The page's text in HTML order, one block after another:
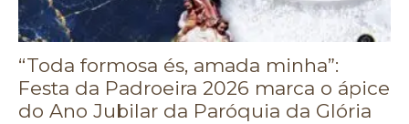
“Toda formosa és, amada minha”:
Festa da Padroeira 2026 marca o ápice
do Ano Jubilar da Paróquia da Glória